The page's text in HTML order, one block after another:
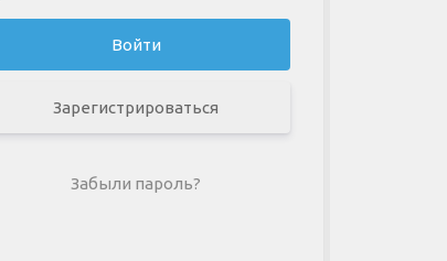
Зарегистрироваться
Забыли пароль?